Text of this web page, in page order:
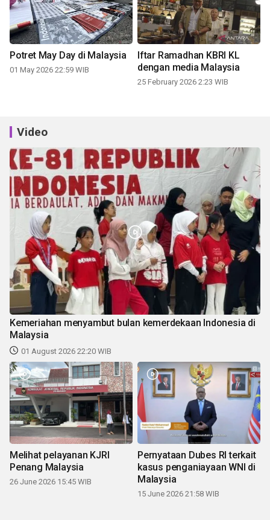
Potret May Day di Malaysia
01 May 2026 22:59 WIB
Iftar Ramadhan KBRI KL
dengan media Malaysia
25 February 2026 2:23 WIB
Video
Kemeriahan menyambut bulan kemerdekaan Indonesia di
Malaysia
01 August 2026 22:20 WIB
Melihat pelayanan KJRI
Penang Malaysia
26 June 2026 15:45 WIB
Pernyataan Dubes RI terkait
kasus penganiayaan WNI di
Malaysia
15 June 2026 21:58 WIB